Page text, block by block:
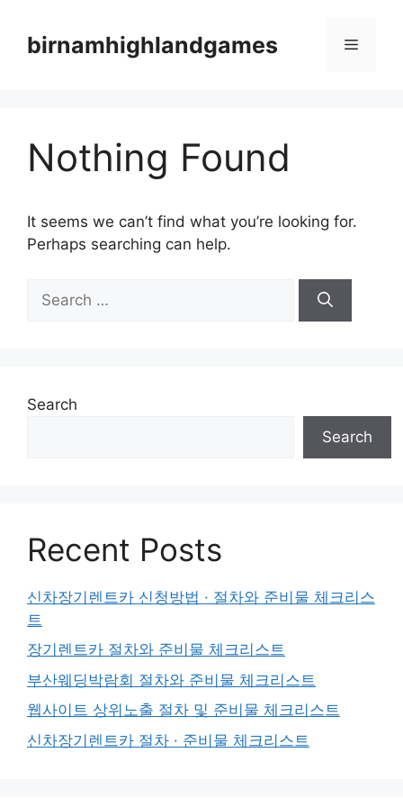
contentbirnamhighlandgames Menu
Nothing Found
It seems we can’t find what you’re looking for.
Perhaps searching can help.
for:
Search
Search
Recent Posts
신차장기렌트카 신청방법 · 절차와 준비물 체크리스
트
장기렌트카 절차와 준비물 체크리스트
부산웨딩박람회 절차와 준비물 체크리스트
웹사이트 상위노출 절차 및 준비물 체크리스트
신차장기렌트카 절차 · 준비물 체크리스트